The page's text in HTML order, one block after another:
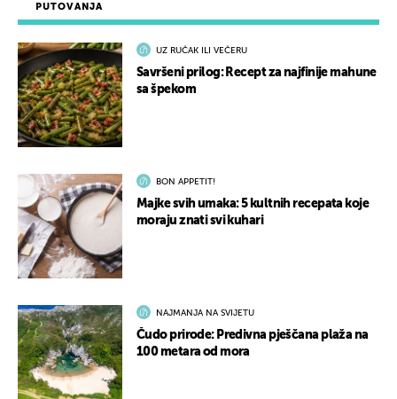
PUTOVANJA
UZ RUČAK ILI VEČERU
Savršeni prilog: Recept za najfinije mahune
sa špekom
BON APPETIT!
Majke svih umaka: 5 kultnih recepata koje
moraju znati svi kuhari
NAJMANJA NA SVIJETU
Čudo prirode: Predivna pješčana plaža na
100 metara od mora